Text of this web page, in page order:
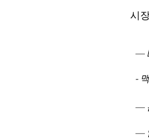
시
—
-
—
—